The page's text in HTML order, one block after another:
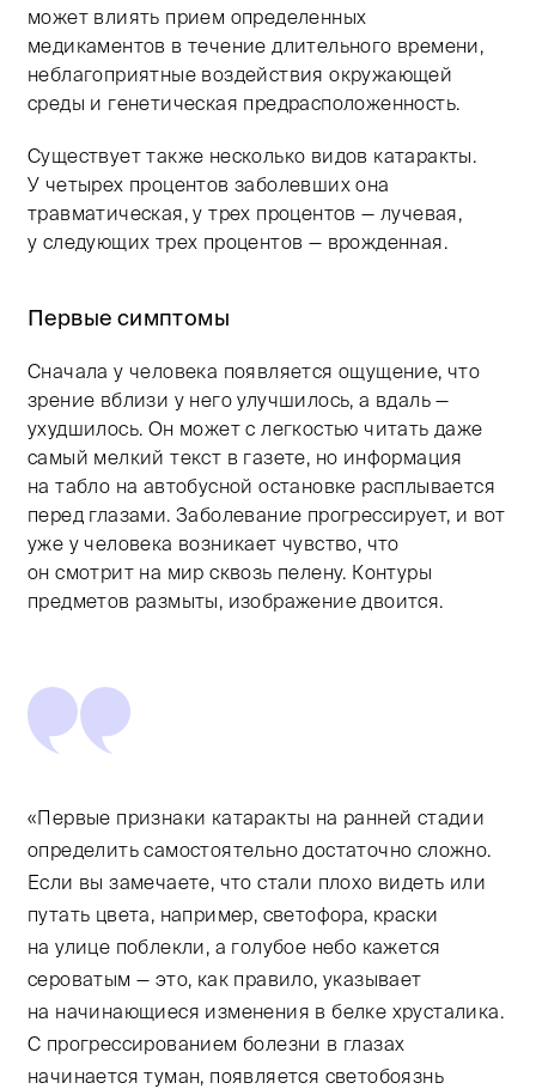
может влиять прием определенных
медикаментов в течение длительного времени,
неблагоприятные воздействия окружающей
среды и генетическая предрасположенность.
Существует также несколько видов катаракты.
У четырех процентов заболевших она
травматическая, у трех процентов — лучевая,
у следующих трех процентов — врожденная.
Первые симптомы
Сначала у человека появляется ощущение, что
зрение вблизи у него улучшилось, а вдаль —
ухудшилось. Он может с легкостью читать даже
самый мелкий текст в газете, но информация
на табло на автобусной остановке расплывается
перед глазами. Заболевание прогрессирует, и вот
уже у человека возникает чувство, что
он смотрит на мир сквозь пелену. Контуры
предметов размыты, изображение двоится.
«Первые признаки катаракты на ранней стадии
определить самостоятельно достаточно сложно.
Если вы замечаете, что стали плохо видеть или
путать цвета, например, светофора, краски
на улице поблекли, а голубое небо кажется
сероватым — это, как правило, указывает
на начинающиеся изменения в белке хрусталика.
С прогрессированием болезни в глазах
начинается туман, появляется светобоязнь